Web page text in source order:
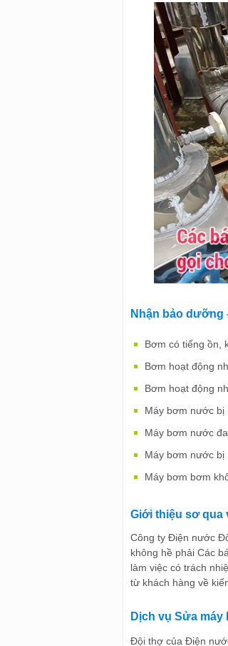
Nhận bảo dưỡng
Bơm có tiếng ồn,
Bơm hoạt động
Bơm hoạt động
Máy bơm nước bị
Máy bơm nước
Máy bơm nước bị
Máy bơm bơm
Giới thiệu sơ qua
Công ty Điện nước
không hề phải Các
làm việc có trách
từ khách hàng về
Dịch vụ Sửa máy
Đội thợ của Điện